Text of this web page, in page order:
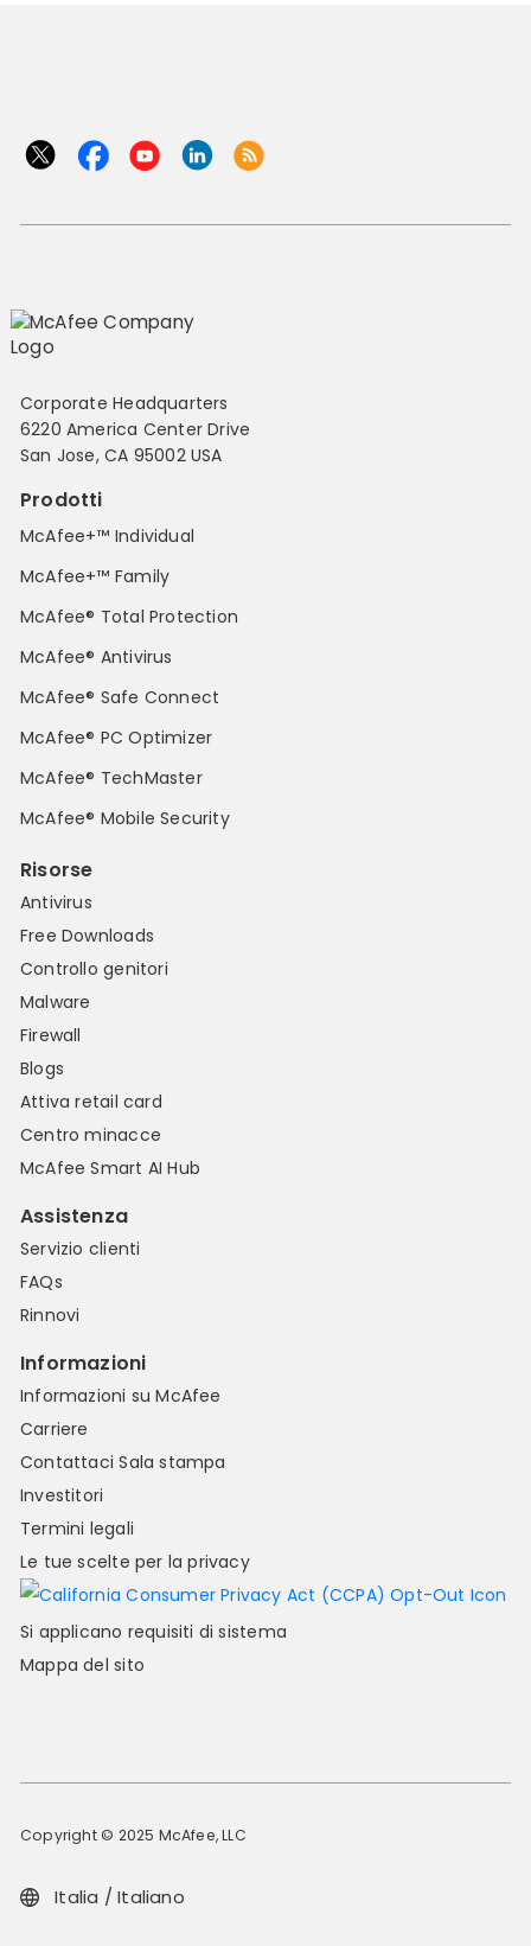
Corporate Headquarters
6220 America Center Drive
San Jose, CA 95002 USA
Prodotti
McAfee+™ Individual
McAfee+™ Family
McAfee® Total Protection
McAfee® Antivirus
McAfee® Safe Connect
McAfee® PC Optimizer
McAfee® TechMaster
McAfee® Mobile Security
Risorse
Antivirus
Free Downloads
Controllo genitori
Malware
Firewall
Blogs
Attiva retail card
Centro minacce
McAfee Smart AI Hub
Assistenza
Servizio clienti
FAQs
Rinnovi
Informazioni
Informazioni su McAfee
Carriere
ContattaciSala stampa
Investitori
Termini legali
Le tue scelte per la privacy
Si applicano requisiti di sistema
Mappa del sito
Copyright © 2025 McAfee, LLC
Italia / Italiano